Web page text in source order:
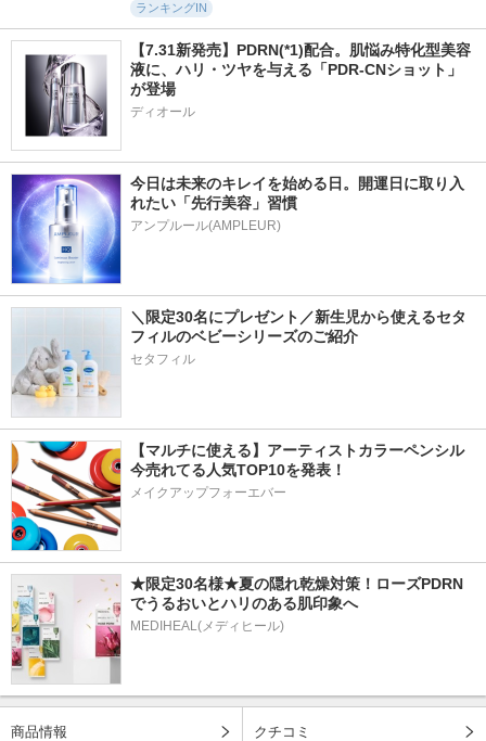
ランキングIN
【7.31新発売】PDRN(*1)配合。肌悩み特化型美容
液に、ハリ・ツヤを与える「PDR-CNショット」
が登場
ディオール
今日は未来のキレイを始める日。開運日に取り入
れたい「先行美容」習慣
アンプルール(AMPLEUR)
＼限定30名にプレゼント／新生児から使えるセタ
フィルのベビーシリーズのご紹介
セタフィル
【マルチに使える】アーティストカラーペンシル
今売れてる人気TOP10を発表！
メイクアップフォーエバー
★限定30名様★夏の隠れ乾燥対策！ローズPDRN
でうるおいとハリのある肌印象へ
MEDIHEAL(メディヒール)
商品情報 クチコミ